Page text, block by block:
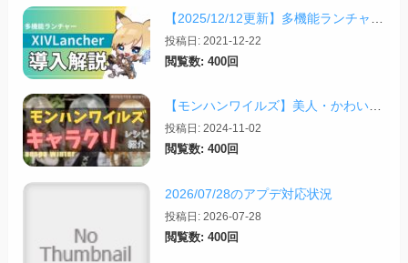
【2025/12/12更新】多機能ランチャー「XIVLauncher」の導入方法・使い方について
投稿日: 2021-12-22
閲覧数: 400回
【モンハンワイルズ】美人・かわいいキャラクリレシピまとめ＋その他オススメの設定など
投稿日: 2024-11-02
閲覧数: 400回
2026/07/28のアプデ対応状況
投稿日: 2026-07-28
閲覧数: 400回